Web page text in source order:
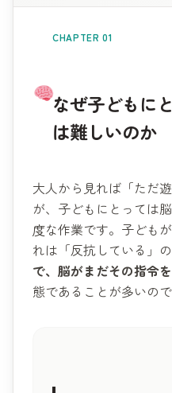
CHAPTER 01
なぜ子どもに
は難しいのか
大人から見れば「ただ
が、子どもにとっては
度な作業です。子ども
れは「反抗している」の
で、脳がまだその指令
態であることが多いので